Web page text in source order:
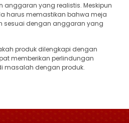
anggaran yang realistis. Meskipun
harus memastikan bahwa meja
sesuai dengan anggaran yang
produk dilengkapi dengan
memberikan perlindungan
masalah dengan produk.